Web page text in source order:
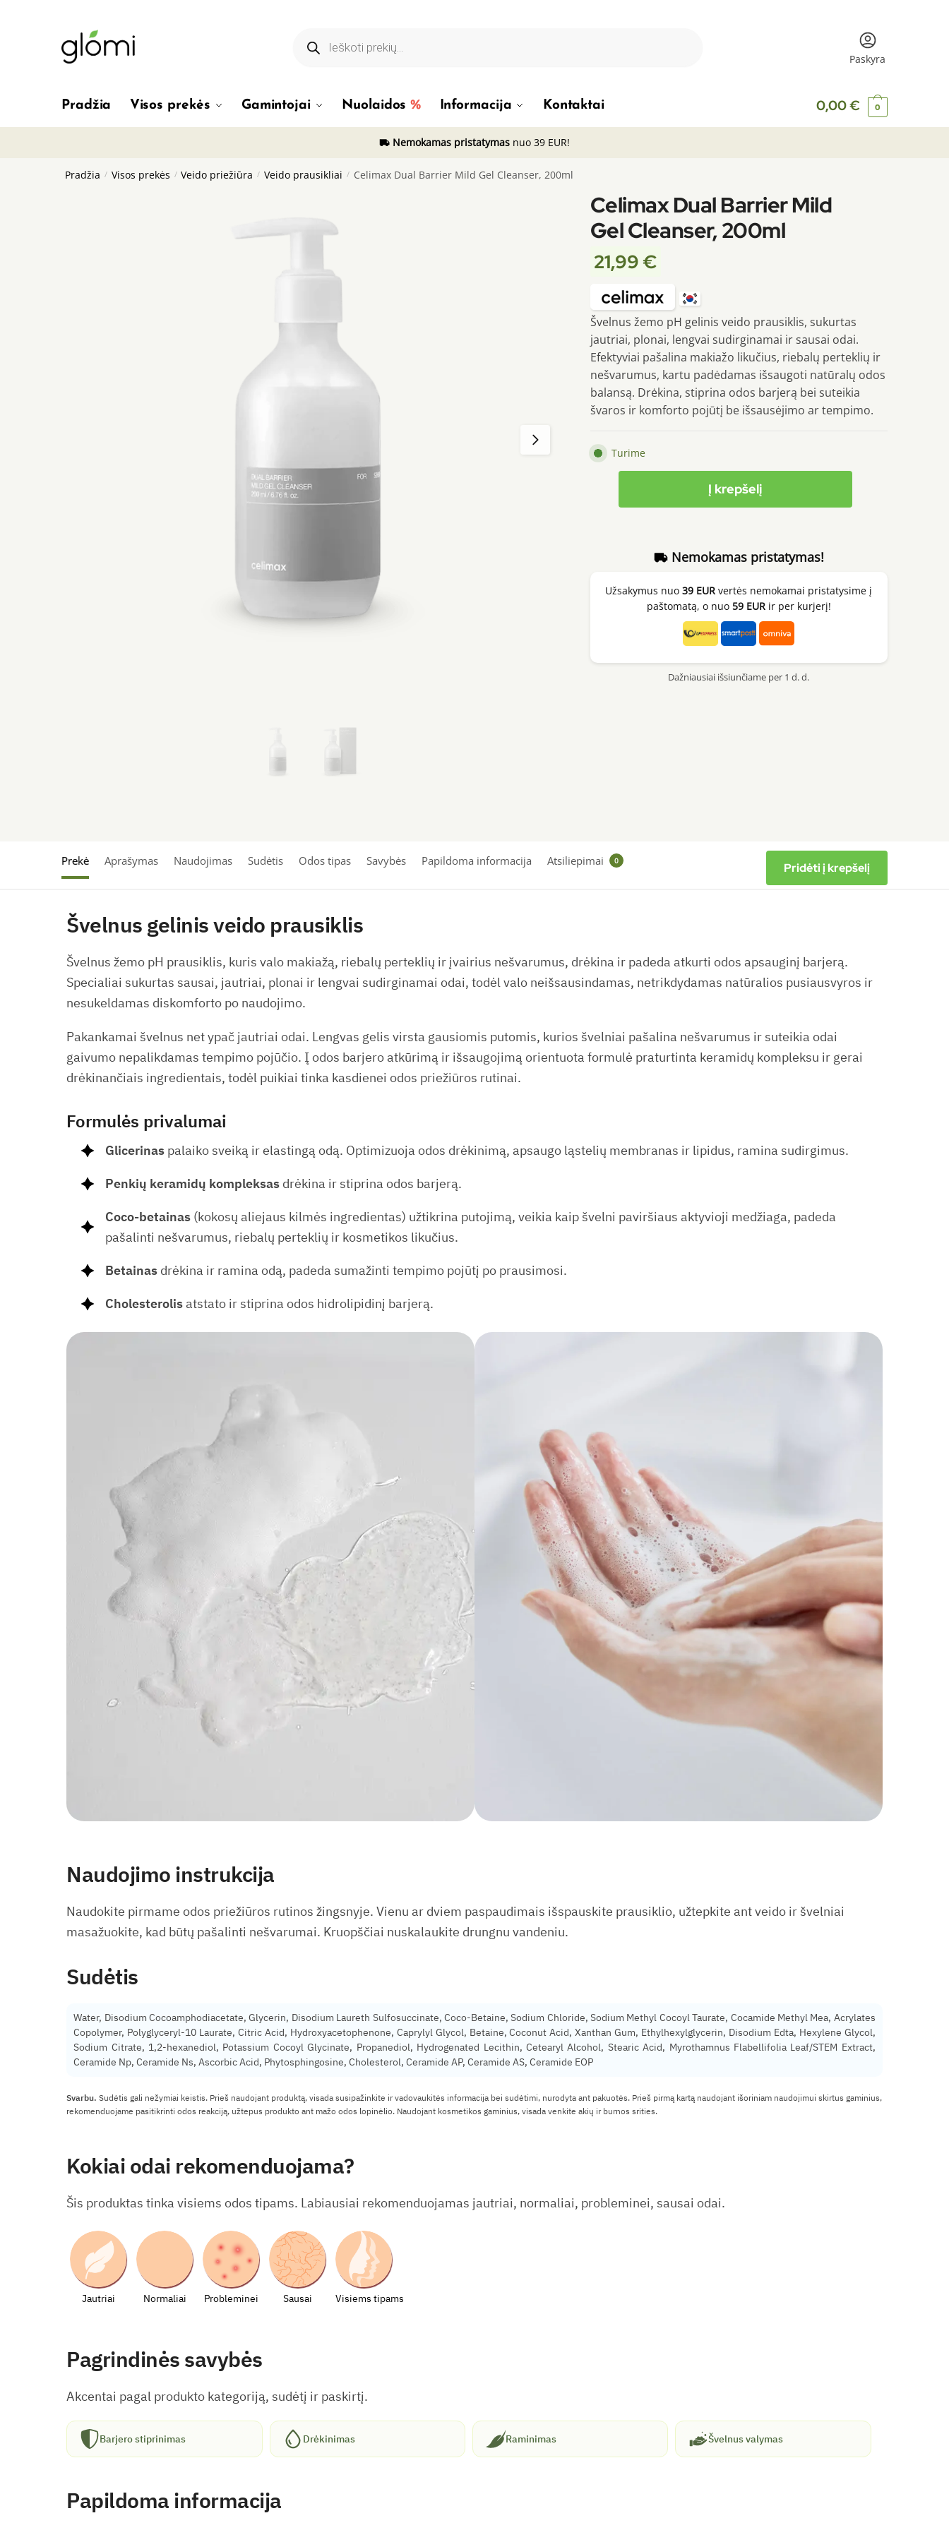
search
Paskyra
Pradžia Visos prekės Gamintojai Nuolaidos Informacija Kontaktai 0,00€ 0
Nemokamas pristatymas nuo 39 EUR!
Pradžia / Visos prekės / Veido priežiūra / Veido prausikliai / Celimax Dual Barrier Mild Gel Cleanser, 200ml
Celimax Dual Barrier Mild
Gel Cleanser, 200ml
21,99 €
Švelnus žemo pH gelinis veido prausiklis, sukurtas
jautriai, plonai, lengvai sudirginamai ir sausai odai.
Efektyviai pašalina makiažo likučius, riebalų perteklių ir
nešvarumus, kartu padėdamas išsaugoti natūralų odos
balansą. Drėkina, stiprina odos barjerą bei suteikia
švaros ir komforto pojūtį be išsausėjimo ar tempimo.
Turime
Mild
Į krepšelį
Nemokamas pristatymas!
Užsakymus nuo39 EUR vertės nemokamai pristatysime į
paštomatą, o nuo 59 EURir per kurjerį!
Dažniausiai išsiunčiame per 1 d. d.
Prekė Aprašymas Naudojimas Sudėtis Odos tipas Savybės Papildoma informacija Atsiliepimai 0 Pridėti į krepšelį
Švelnus gelinis veido prausiklis
Švelnus žemo pH prausiklis, kuris valo makiažą, riebalų perteklių ir įvairius nešvarumus, drėkina ir padeda atkurti odos apsauginį barjerą.
Specialiai sukurtas sausai, jautriai, plonai ir lengvai sudirginamai odai, todėl valo neišsausindamas, netrikdydamas natūralios pusiausvyros ir
nesukeldamas diskomforto po naudojimo.
Pakankamai švelnus net ypač jautriai odai. Lengvas gelis virsta gausiomis putomis, kurios švelniai pašalina nešvarumus ir suteikia odai
gaivumo nepalikdamas tempimo pojūčio. Į odos barjero atkūrimą ir išsaugojimą orientuota formulė praturtinta keramidų kompleksu ir gerai
drėkinančiais ingredientais, todėl puikiai tinka kasdienei odos priežiūros rutinai.
Formulės privalumai
Glicerinas palaiko sveiką ir elastingą odą. Optimizuoja odos drėkinimą, apsaugo ląstelių membranas ir lipidus, ramina sudirgimus.
Penkių keramidų kompleksas drėkina ir stiprina odos barjerą.
Coco-betainas (kokosų aliejaus kilmės ingredientas) užtikrina putojimą, veikia kaip švelni paviršiaus aktyvioji medžiaga, padeda
pašalinti nešvarumus, riebalų perteklių ir kosmetikos likučius.
Betainas drėkina ir ramina odą, padeda sumažinti tempimo pojūtį po prausimosi.
Cholesterolisatstato ir stiprina odos hidrolipidinį barjerą.
Nuolaidos tiesiai į el. paštą!
Skirk sekundę prenumeratai ir sužinok apie akcijas anksčiau!
El.
Naudojimo instrukcija
Naudokite pirmame odos priežiūros rutinos žingsnyje. Vienu ar dviem paspaudimais išspauskite prausiklio, užtepkite ant veido ir švelniai
masažuokite, kad būtų pašalinti nešvarumai. Kruopščiai nuskalaukite drungnu vandeniu.
Sudėtis
Water, Disodium Cocoamphodiacetate, Glycerin, Disodium Laureth Sulfosuccinate, Coco-Betaine, Sodium Chloride, Sodium Methyl Cocoyl Taurate, Cocamide Methyl Mea, Acrylates
Copolymer, Polyglyceryl-10 Laurate, Citric Acid, Hydroxyacetophenone, Caprylyl Glycol, Betaine, Coconut Acid, Xanthan Gum, Ethylhexylglycerin, Disodium Edta, Hexylene Glycol,
Sodium Citrate, 1,2-hexanediol, Potassium Cocoyl Glycinate, Propanediol, Hydrogenated Lecithin, Cetearyl Alcohol, Stearic Acid, Myrothamnus Flabellifolia Leaf/STEM Extract,
Ceramide Np, Ceramide Ns, Ascorbic Acid, Phytosphingosine, Cholesterol, Ceramide AP, Ceramide AS, Ceramide EOP
Svarbu. Sudėtis gali nežymiai keistis. Prieš naudojant produktą, visada susipažinkite ir vadovaukitės informacija bei sudėtimi, nurodyta ant pakuotės. Prieš pirmą kartą naudojant išoriniam naudojimui skirtus gaminius,
rekomenduojame pasitikrinti odos reakciją, užtepus produkto ant mažo odos lopinėlio. Naudojant kosmetikos gaminius, visada venkite akių ir burnos srities.
Kokiai odai rekomenduojama?
Šis produktas tinka visiems odos tipams. Labiausiai rekomenduojamas jautriai, normaliai, probleminei, sausai odai.
Jautriai Normaliai Probleminei Sausai Visiems tipams
Pagrindinės savybės
Akcentai pagal produkto kategoriją, sudėtį ir paskirtį.
Barjero stiprinimas Drėkinimas Raminimas Švelnus valymas
Papildoma informacija